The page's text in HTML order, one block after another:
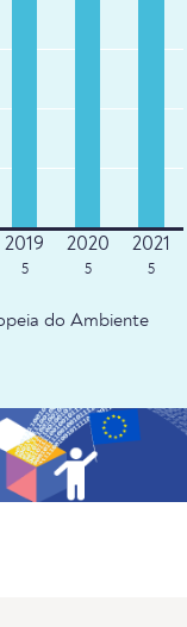
5 5 5
do Ambiente